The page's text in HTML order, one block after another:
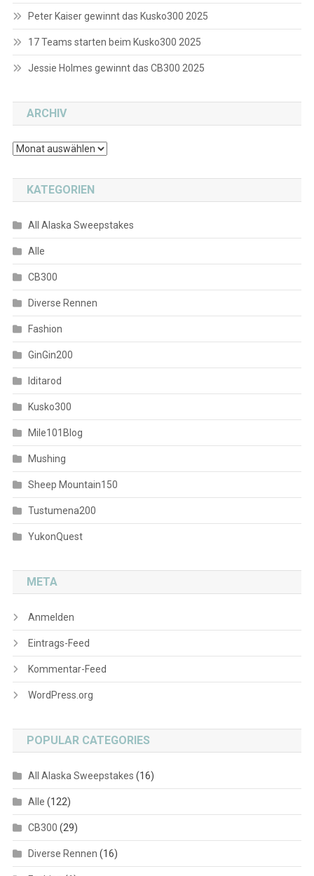
Peter Kaiser gewinnt das Kusko300 2025
17 Teams starten beim Kusko300 2025
Jessie Holmes gewinnt das CB300 2025
ARCHIV
Archiv
KATEGORIEN
All Alaska Sweepstakes
Alle
CB300
Diverse Rennen
Fashion
GinGin200
Iditarod
Kusko300
Mile101Blog
Mushing
Sheep Mountain150
Tustumena200
YukonQuest
META
Anmelden
Eintrags-Feed
Kommentar-Feed
WordPress.org
POPULAR CATEGORIES
All Alaska Sweepstakes (16)
Alle (122)
CB300 (29)
Diverse Rennen (16)